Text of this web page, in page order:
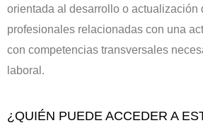
orientada al desarrollo o actualización
profesionales relacionadas con una
con competencias transversales
laboral.
¿QUIÉN PUEDE ACCEDER A